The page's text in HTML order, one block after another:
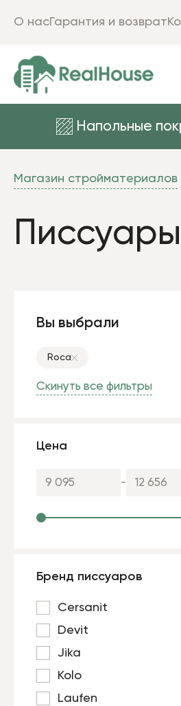
Напольные
О насГарантия и возврат
Магазин стройматериалов
Вы выбрали
Roca
Скинуть все фильтры
Цена
-
Бренд писсуаров
Cersanit
Devit
Jika
Kolo
Laufen